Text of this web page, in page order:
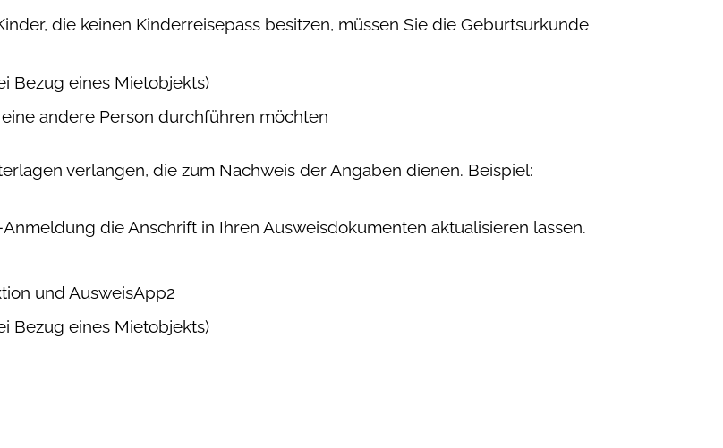
die keinen Kinderreisepass besitzen, müssen Sie die Geburtsurkunde
Bezug eines Mietobjekts)
andere Person durchführen möchten
verlangen, die zum Nachweis der Angaben dienen. Beispiel:
die Anschrift in Ihren Ausweisdokumenten aktualisieren lassen.
und AusweisApp2
Bezug eines Mietobjekts)